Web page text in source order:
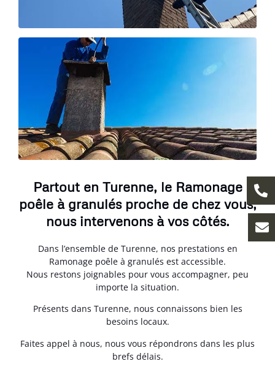
Partout en Turenne, le Ramonage
poêle à granulés proche de chez vous,
nous intervenons à vos côtés.
Dans l’ensemble de Turenne, nos prestations en
Ramonage poêle à granulés est accessible.
Nous restons joignables pour vous accompagner, peu
importe la situation.
Présents dans Turenne, nous connaissons bien les
besoins locaux.
Faites appel à nous, nous vous répondrons dans les plus
brefs délais.